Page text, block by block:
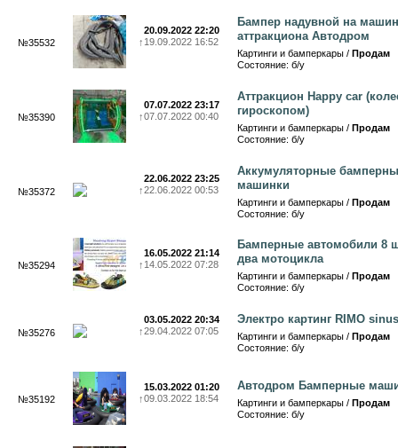
№35532
20.09.2022 22:20
↑ 19.09.2022 16:52
Бампер надувной на
аттракциона Автодром
Картинги и бамперкары / Продам
Состояние: б/у
№35390
07.07.2022 23:17
↑07.07.2022 00:40
Аттракцион Happy car
гироскопом)
Картинги и бамперкары / Продам
Состояние: б/у
№35372
22.06.2022 23:25
↑22.06.2022 00:53
Аккумуляторные
машинки
Картинги и бамперкары / Продам
Состояние: б/у
№35294
16.05.2022 21:14
↑ 14.05.2022 07:28
Бамперные автомобили 8
два мотоцикла
Картинги и бамперкары / Продам
Состояние: б/у
№35276
03.05.2022 20:34
↑29.04.2022 07:05
Электро картинг RIMO sinus
Картинги и бамперкары / Продам
Состояние: б/у
№35192
15.03.2022 01:20
↑09.03.2022 18:54
Автодром Бамперные
Картинги и бамперкары / Продам
Состояние: б/у